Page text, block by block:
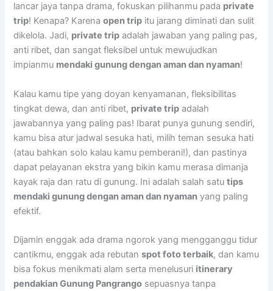
lancar jaya tanpa drama, fokuskan pilihanmu pada private
trip! Kenapa? Karenaopen trip itu jarang diminati dan sulit
dikelola. Jadi, private trip adalah jawaban yang paling pas,
anti ribet, dan sangat fleksibel untuk mewujudkan
impianmu mendaki gunung dengan aman dan nyaman!
Kalau kamu tipe yang doyan kenyamanan, fleksibilitas
tingkat dewa, dan anti ribet, private trip adalah
jawabannya yang paling pas! Ibarat punya gunung sendiri,
kamu bisa atur jadwal sesuka hati, milih teman sesuka hati
(atau bahkan solo kalau kamu pemberani!), dan pastinya
dapat pelayanan ekstra yang bikin kamu merasa dimanja
kayak raja dan ratu di gunung. Ini adalah salah satutips
mendaki gunung dengan aman dan nyaman yang paling
efektif.
Dijamin enggak ada drama ngorok yang mengganggu tidur
cantikmu, enggak ada rebutanspot foto terbaik, dan kamu
bisa fokus menikmati alam serta menelusuri itinerary
pendakian Gunung Pangrango sepuasnya tanpa